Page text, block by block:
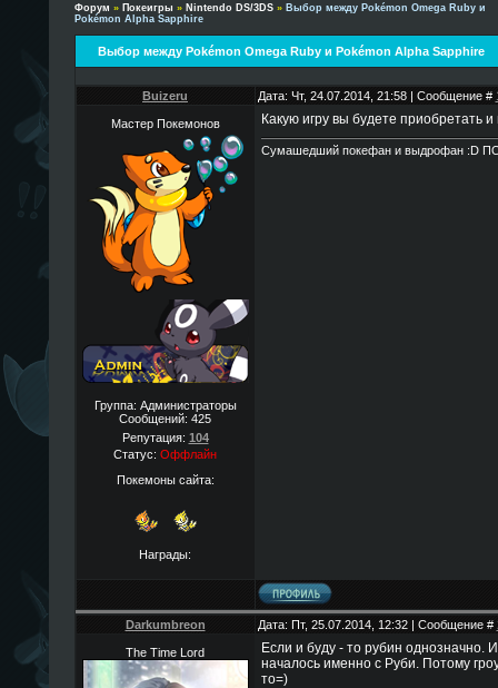
Форум » Покеигры » Nintendo DS/3DS » Выбор между Pokémon Omega Ruby и
Pokémon Alpha Sapphire
Выбор между Pokémon Omega Ruby и Pokémon Alpha Sapphire
Buizeru Дата: Чт, 24.07.2014, 21:58 | Сообщение #
Мастер Покемонов
Группа: Администраторы
Сообщений: 425
Репутация: 104
Статус: Оффлайн
Покемоны сайта:
Награды:
Какую игру вы будете приобретать
Сумашедший покефан и выдрофан :D
Darkumbreon Дата: Пт, 25.07.2014, 12:32 | Сообщение #
The Time Lord
Если и буду - то рубин однозначно.
началось именно с Руби. Потому
то=)